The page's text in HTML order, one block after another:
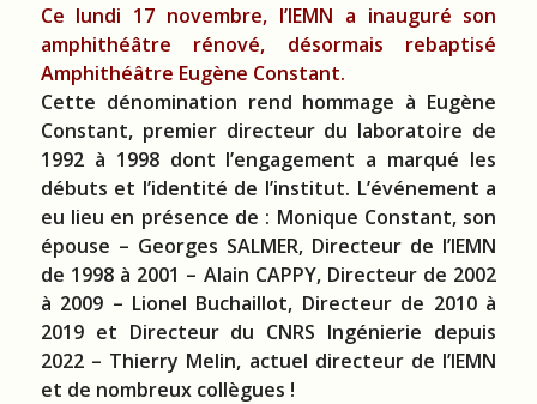
Ce lundi 17 novembre, l’IEMN a inauguré son
amphithéâtre rénové, désormais rebaptisé
Amphithéâtre Eugène Constant.
Cette dénomination rend hommage à Eugène
Constant, premier directeur du laboratoire de
1992 à 1998 dont l’engagement a marqué les
débuts et l’identité de l’institut. L’événement a
eu lieu en présence de : Monique Constant, son
épouse – Georges SALMER, Directeur de l’IEMN
de 1998 à 2001 – Alain CAPPY, Directeur de 2002
à 2009 – Lionel Buchaillot, Directeur de 2010 à
2019 et Directeur du CNRS Ingénierie depuis
2022 – Thierry Melin, actuel directeur de l’IEMN
et de nombreux collègues !